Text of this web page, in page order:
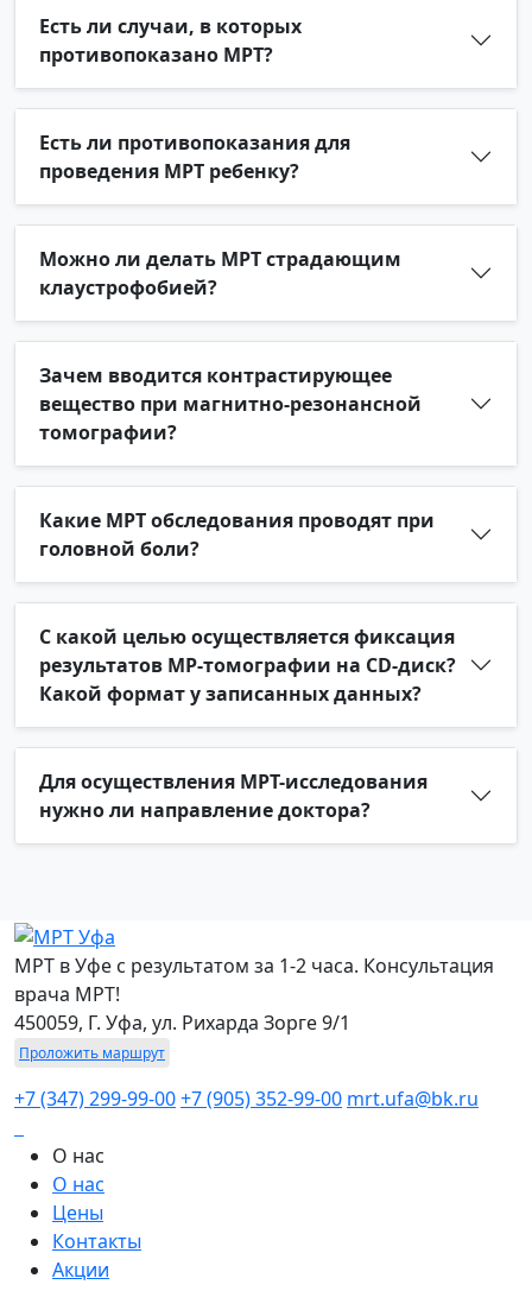
Есть ли случаи, в которых
противопоказано МРТ?
Есть ли противопоказания для
проведения МРТ ребенку?
Можно ли делать МРТ страдающим
клаустрофобией?
Зачем вводится контрастирующее
вещество при магнитно-резонансной
томографии?
Какие МРТ обследования проводят при
головной боли?
С какой целью осуществляется фиксация
результатов МР-томографии на CD-диск?
Какой формат у записанных данных?
Для осуществления МРТ-исследования
нужно ли направление доктора?
МРТ в Уфе с результатом за 1-2 часа. Консультация
врача МРТ!
450059, Г. Уфа, ул. Рихарда Зорге 9/1
Проложить маршрут
+7 (347) 299-99-00+7 (905) 352-99-00 mrt.ufa@bk.ru
О нас
О нас
Цены
Контакты
Акции